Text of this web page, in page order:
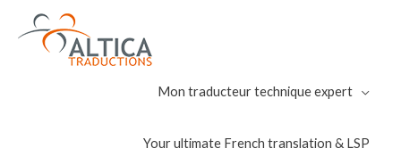
Mon traducteur technique expert
Your ultimate French translation & LSP